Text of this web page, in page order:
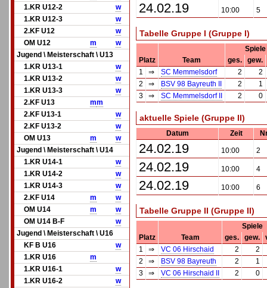
1.KR U12-2
w
1.KR U12-3
w
2.KF U12
w
OM U12
m
w
Jugend \ Meisterschaft \ U13
1.KR U13-1
w
1.KR U13-2
w
1.KR U13-3
w
2.KF U13
mm
2.KF U13-1
w
2.KF U13-2
w
OM U13
m
w
Jugend \ Meisterschaft \ U14
1.KR U14-1
w
1.KR U14-2
w
1.KR U14-3
w
2.KF U14
m
w
OM U14
m
w
OM U14 B-F
w
Jugend \ Meisterschaft \ U16
KF B U16
w
1.KR U16
m
1.KR U16-1
w
1.KR U16-2
w
24.02.19 10:00 5
Tabelle Gruppe I (Gruppe I)
Spiele
Platz
Team ges.
gew.
1
⇒ SC Memmelsdorf 2
2
2
⇒ BSV 98 Bayreuth II 2
1
3
⇒ SC Memmelsdorf II 2 0
aktuelle Spiele (Gruppe II)
Datum Zeit
24.02.19 10:00 2
24.02.19 10:00 4
24.02.19 10:00 6
Tabelle Gruppe II (Gruppe II)
Spiele
Platz
Team ges. gew.
1
⇒ VC 06 Hirschaid 2
2
2
⇒ BSV 98 Bayreuth 2
1
3
⇒ VC 06 Hirschaid II 2 0